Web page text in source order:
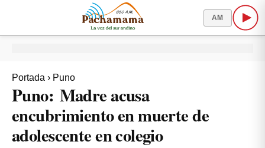
AM
Portada › Puno
Puno: Madre acusa
encubrimiento en muerte de
adolescente en colegio